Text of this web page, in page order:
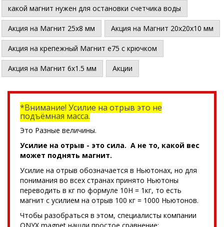
какой магнит нужен для остановки счетчика воды
Акция на Магнит 25х8 мм Акция на Магнит 20х20х10 мм
Акция на крепежный Магнит е75 с крючком
Акция на Магнит 6х1.5 мм Акции
*Внимание! Усилие на отрыв это не
подъёмная масса.
Это Разные величины.
Усилие на отрыв - это сила. А не то, какой вес
может поднять магнит.
Усилие на отрыв обозначается в Ньютонах, но для
понимания во всех странах принято Ньютоны
переводить в кг по формуле 10Н = 1кг, то есть
магнит с усилием на отрыв 100 кг = 1000 Ньютонов.
Чтобы разобраться в этом, специалисты компании